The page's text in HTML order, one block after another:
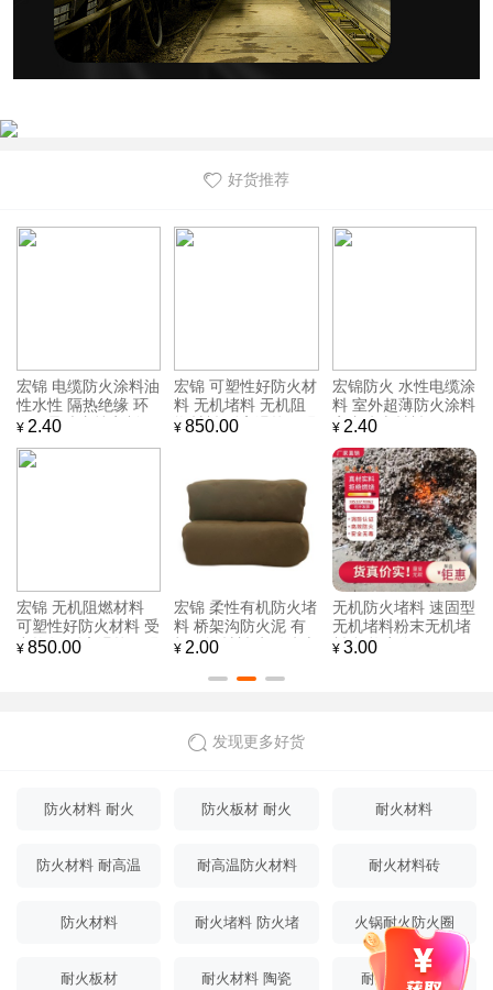
好货推荐
宏锦 电缆防火涂料油
性水性 隔热绝缘 环
保无异味支持定制
¥ 2.40
宏锦 可塑性好防火材
料 无机堵料 无机阻
燃材料 耐高温抗压强
¥ 850.00
宏锦防火 水性电缆涂
料 室外超薄防火涂料
室内防火材料
¥ 2.40
宏锦 无机阻燃材料
可塑性好防火材料 受
力均匀 耐高温抗压强
¥ 850.00
宏锦 柔性有机防火堵
料 桥架沟防火泥 有
机阻燃材料 电缆防火
¥ 2.00
无机防火堵料 速固型
无机堵料粉末无机堵
料 规格齐全
¥ 3.00
发现更多好货
防火材料 耐火 防火板材 耐火 耐火材料
防火材料 耐高温 耐高温防火材料 耐火材料砖
防火材料 耐火堵料 防火堵 火锅耐火防火圈
耐火板材 耐火材料 陶瓷 耐火保温材料